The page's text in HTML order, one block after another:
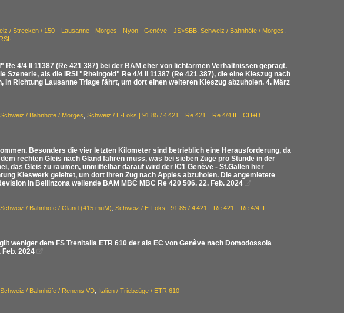
/ Strecken / 150 Lausanne – Morges – Nyon – Genève JS>SBB Schweiz / Bahnhöfe / Morges
4/4 II 11387 (Re 421 387) bei der BAM eher von lichtarmen Verhältnissen geprägt.
als die IRSI "Rheingold" Re 4/4 II 11387 (Re 421 387), die eine Kieszug nach
Richtung Lausanne Triage fährt, um dort einen weiteren Kieszug abzuholen. 4. März
Schweiz / Bahnhöfe / Morges Schweiz / E-Loks | 91 85 / 4 421 Re 421 Re 4/4 II CH+D
Besonders die vier letzten Kilometer sind betrieblich eine Herausforderung, da
rechten Gleis nach Gland fahren muss, was bei sieben Züge pro Stunde in der
das Gleis zu räumen, unmittelbar darauf wird der IC1 Genève - St.Gallen hier
Kieswerk geleitet, um dort ihren Zug nach Apples abzuholen. Die angemietete
in Bellinzona weilende BAM MBC MBC Re 420 506. 22. Feb. 2024

Schweiz / Bahnhöfe / Gland (415 müM) Schweiz / E-Loks | 91 85 / 4 421 Re 421 Re 4/4 II
weniger dem FS Trenitalia ETR 610 der als EC von Genève nach Domodossola
2024

Schweiz / Bahnhöfe / Renens VD Italien / Triebzüge / ETR 610